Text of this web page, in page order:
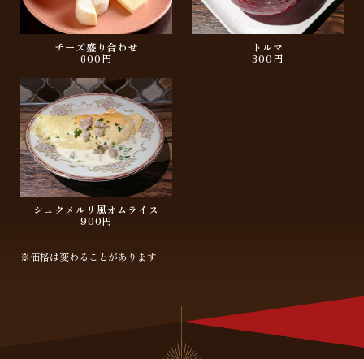
チーズ盛り合わせ
600円
トルマ
300円
シュクメルリ風オムライス
900円
※価格は変わることがあります